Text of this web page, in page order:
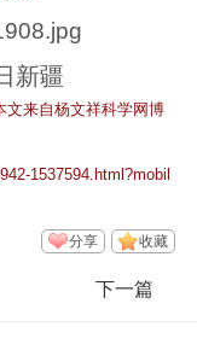
新疆
文来自杨文祥科学网博
1537594.html?mobil
收藏
分享
下一篇